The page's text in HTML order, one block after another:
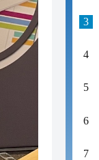
12:41
12:29